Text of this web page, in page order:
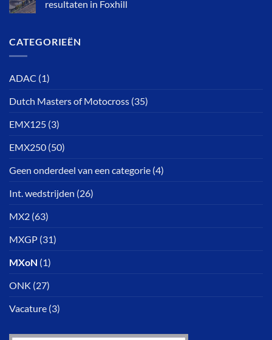
resultaten in Foxhill
CATEGORIEËN
ADAC (1)
Dutch Masters of Motocross (35)
EMX125 (3)
EMX250 (50)
Geen onderdeel van een categorie (4)
Int. wedstrijden (26)
MX2 (63)
MXGP (31)
MXoN (1)
ONK (27)
Vacature (3)